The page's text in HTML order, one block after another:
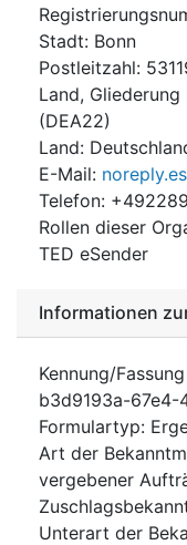
Stadt: Bonn
Postleitzahl:
Land, Gliederung
(DEA22)
Land:
E-Mail:
Telefon:
Rollen dieser
TED eSender
Informationen
Kennung/
b3d9193a-
Formulartyp:
Art der
vergebener
Unterart der